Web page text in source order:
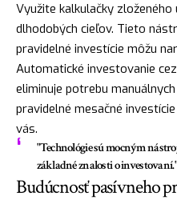
Využite kalkulačky zloženého
dlhodobých cieľov. Tieto
pravidelné investície môžu
Automatické investovanie
eliminuje potrebu
pravidelné mesačné
vás.
"Technológie sú mocným
základné znalosti o investovaní."
Budúcnosť pasívneho